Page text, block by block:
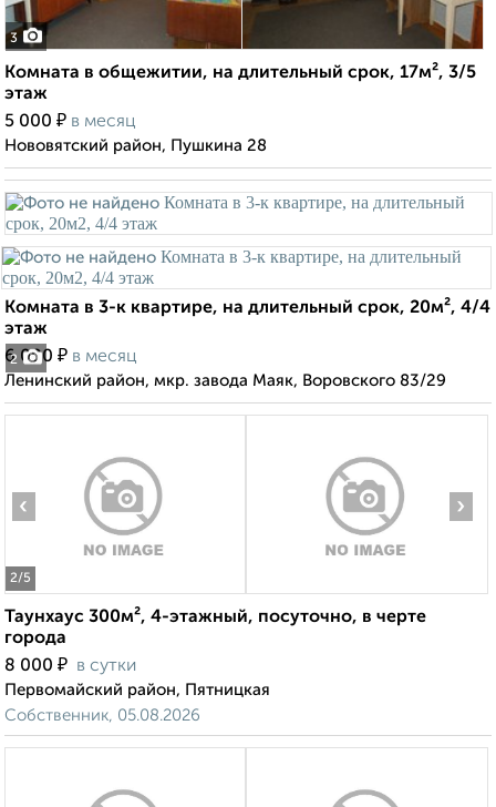
3
Комната в общежитии, на длительный срок, 17м², 3/5
этаж
5 000 ₽ в месяц
Нововятский район, Пушкина 28
2
Комната в 3-к квартире, на длительный срок, 20м², 4/4
этаж
6 000 ₽ в месяц
Ленинский район, мкр. завода Маяк, Воровского 83/29
2/5
‹ ›
Таунхаус 300м², 4-этажный, посуточно, в черте
города
8 000 ₽ в сутки
Первомайский район, Пятницкая
Собственник, 05.08.2026